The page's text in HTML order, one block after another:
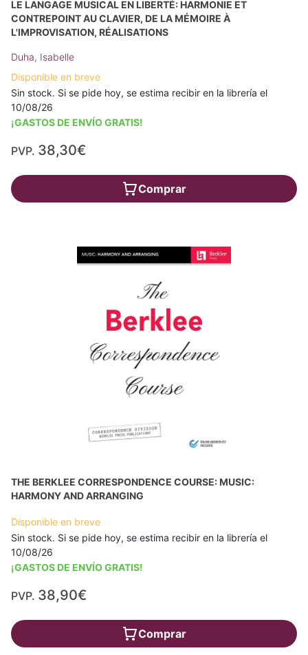
LE LANGAGE MUSICAL EN LIBERTÉ: HARMONIE ET
CONTREPOINT AU CLAVIER, DE LA MÉMOIRE À
L'IMPROVISATION, RÉALISATIONS
Duha, Isabelle
Disponible en breve
Sin stock. Si se pide hoy, se estima recibir en la librería el
10/08/26
¡GASTOS DE ENVÍO GRATIS!
PVP. 38,30€
Comprar
THE BERKLEE CORRESPONDENCE COURSE: MUSIC:
HARMONY AND ARRANGING
Disponible en breve
Sin stock. Si se pide hoy, se estima recibir en la librería el
10/08/26
¡GASTOS DE ENVÍO GRATIS!
PVP. 38,90€
Comprar